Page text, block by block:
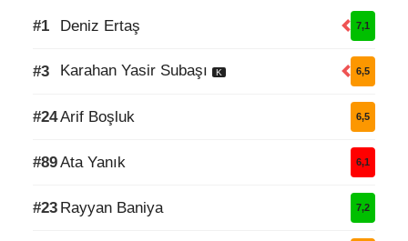
#1 Deniz Ertaş 7,1
#3 Karahan Yasir Subaşı K 6,5
#24Arif Boşluk 6,5
#89Ata Yanık 6,1
#23 Rayyan Baniya 7,2